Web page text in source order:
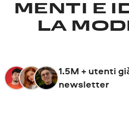
MENTI E
LA
1.5M + utenti
newsletter